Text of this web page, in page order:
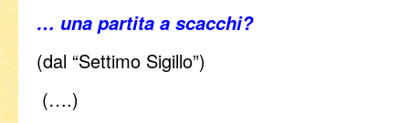
… una partita a scacchi?
(dal “Settimo Sigillo”)
(….)